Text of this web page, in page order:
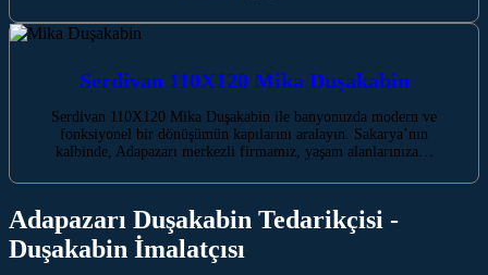
Serdivan 110X120 Mika Duşakabin
Serdivan 110X120 Mika Duşakabin ile banyonuzda modern ve
fonksiyonel bir dönüşümün kapılarını aralayın. Sakarya’nın
kalbinde, Adapazarı merkezli firmamız, yaşam alanlarınıza…
Adapazarı Duşakabin Tedarikçisi -
Duşakabin İmalatçısı